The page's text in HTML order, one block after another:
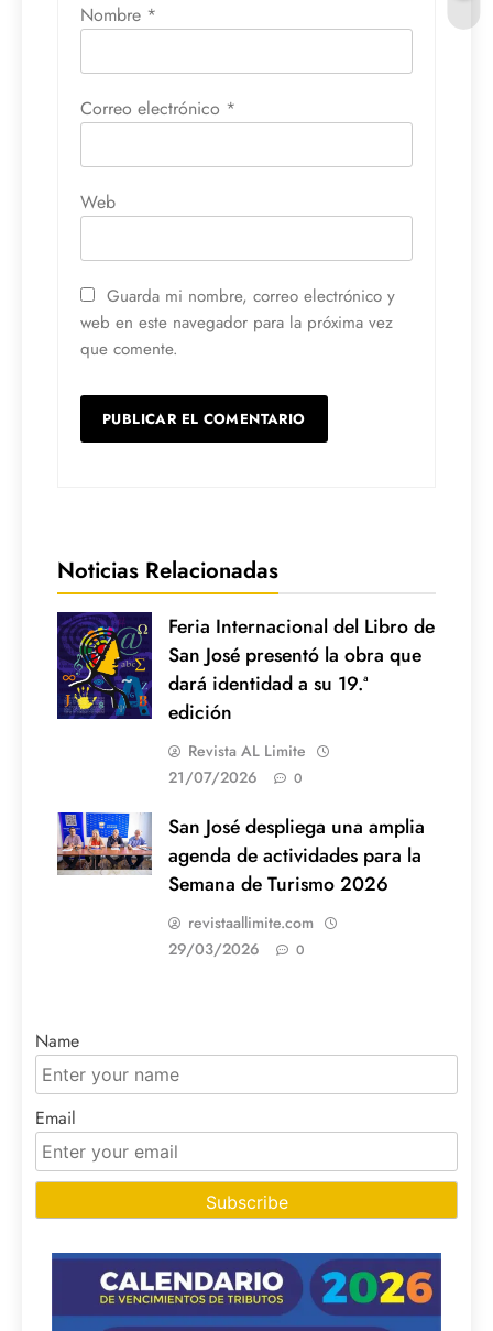
Nombre *
Correo electrónico *
Web
Guarda mi nombre, correo electrónico y
web en este navegador para la próxima vez
que comente.
Noticias Relacionadas
Feria Internacional del Libro de
San José presentó la obra que
dará identidad a su 19.ª
edición
Revista AL Limite
21/07/2026
0
San José despliega una amplia
agenda de actividades para la
Semana de Turismo 2026
revistaallimite.com
29/03/2026
0
Name
Email